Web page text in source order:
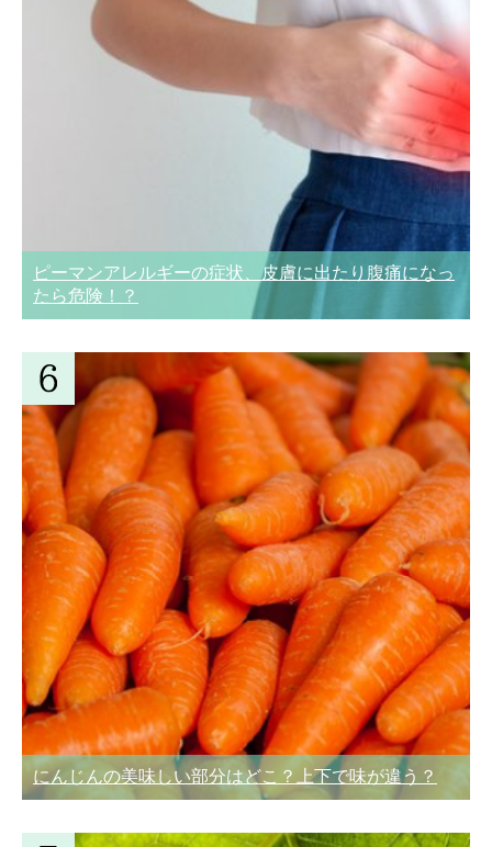
ピーマンアレルギーの症状、皮膚に出たり腹痛になっ
たら危険！？
にんじんの美味しい部分はどこ？上下で味が違う？